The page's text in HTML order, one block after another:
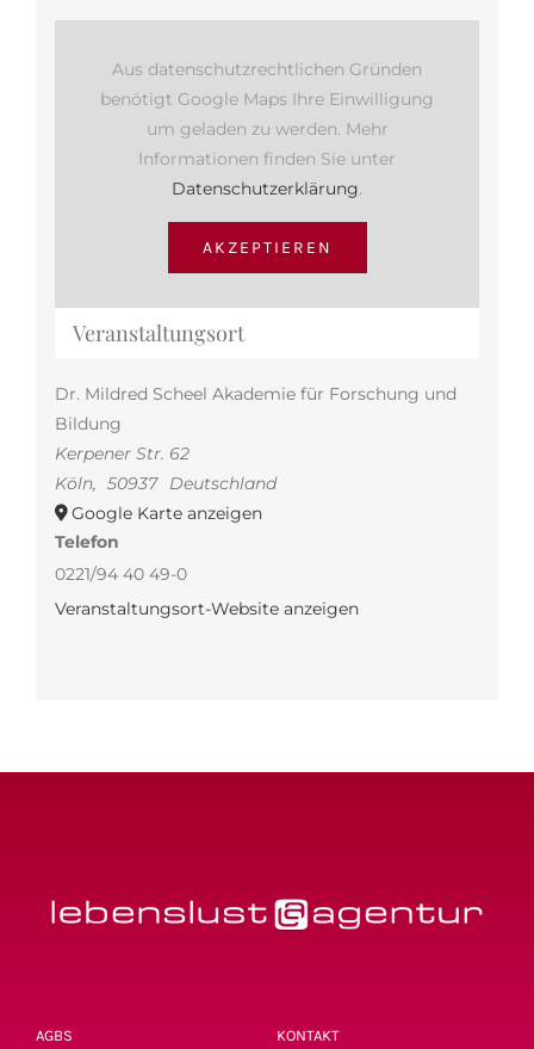
Veranstaltungsort
Dr. Mildred Scheel Akademie für Forschung und
Bildung
Kerpener Str. 62
Köln, 50937
Deutschland
Google Karte anzeigen
Telefon
0221/94 40 49-0
Veranstaltungsort-Website anzeigen
Aus datenschutzrechtlichen Gründen
benötigt Google Maps Ihre Einwilligung
um geladen zu werden. Mehr
Informationen finden Sie unter
Datenschutzerklärung.
AKZEPTIEREN
AGBS KONTAKT